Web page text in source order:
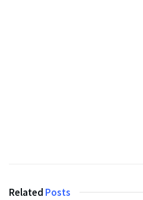
Related Posts